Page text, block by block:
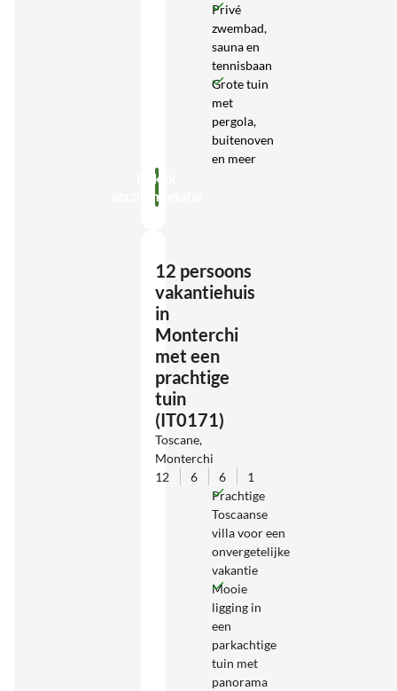
Privé
zwembad,
sauna en
tennisbaan
Grote tuin
met
pergola,
buitenoven
en meer
Bekijk
accommodatie
12 persoons
vakantiehuis
in
Monterchi
met een
prachtige
tuin
(IT0171)
Toscane,
Monterchi
12
6 6
1
Prachtige
Toscaanse
villa voor een
onvergetelijke
vakantie
Mooie
ligging in
een
parkachtige
tuin met
panorama